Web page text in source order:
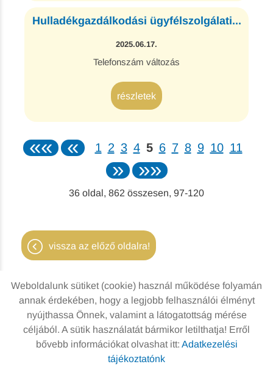
Hulladékgazdálkodási ügyfélszolgálati...
2025.06.17.
Telefonszám változás
részletek
«« « 1 2 3 4 5 6 7 8 9 10 11
» »»
36 oldal, 862 összesen, 97-120
vissza az előző oldalra!
Oldal információk
Adatkezelési tájékoztató
Impresszum
Sütik kezelése
Weboldalunk sütiket (cookie) használ működése folyamán
annak érdekében, hogy a legjobb felhasználói élményt
nyújthassa Önnek, valamint a látogatottság mérése
céljából. A sütik használatát bármikor letilthatja! Erről
bővebb információkat olvashat itt: Adatkezelési
tájékoztatónk